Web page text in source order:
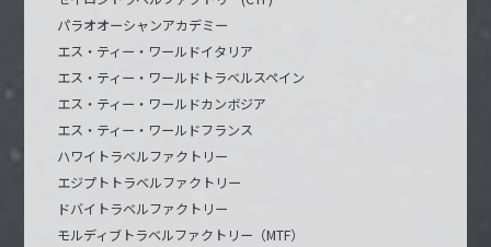
パラオオーシャンアカデミー
エス・ティー・ワールドイタリア
エス・ティー・ワールドトラベルスペイン
エス・ティー・ワールドカンボジア
エス・ティー・ワールドフランス
ハワイトラベルファクトリー
エジプトトラベルファクトリー
ドバイトラベルファクトリー
モルディブトラベルファクトリー（MTF）